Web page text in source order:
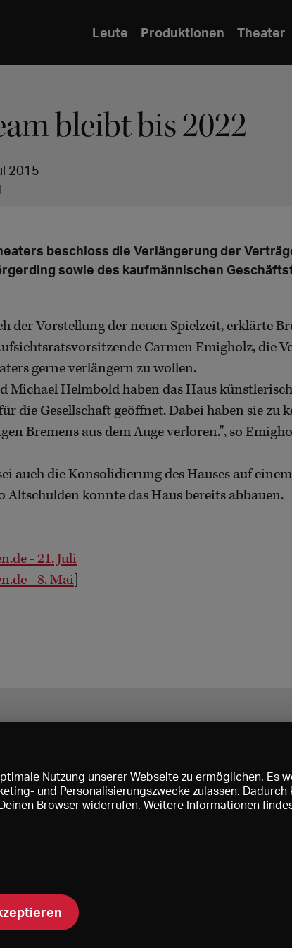
Leute Produktionen Theater
bleibt bis 2022
2015
beschloss die Verlängerung der
sowie des kaufmännischen
der Vorstellung der neuen Spielzeit, erklärte
Carmen Emigholz, die
gerne verlängern zu wollen.
Michael Helmbold haben das Haus
die Gesellschaft geöffnet. Dabei haben sie zu
Bremens aus dem Auge verloren.", so
auch die Konsolidierung des Hauses auf
konnte das Haus bereits abbauen.
- 21. Juli
- 8. Mai
Nutzung unserer Webseite zu ermöglichen.
und Personalisierungszwecke zulassen.
Browser widerrufen. Weitere Informationen